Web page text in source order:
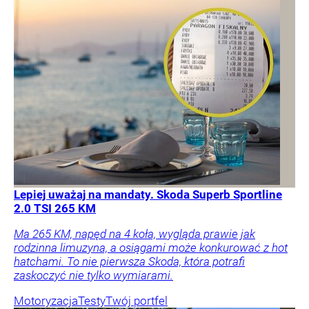
Lepiej uważaj na mandaty. Skoda Superb Sportline
2.0 TSI 265 KM
Ma 265 KM, napęd na 4 koła, wygląda prawie jak
rodzinna limuzyna, a osiągami może konkurować z hot
hatchami. To nie pierwsza Skoda, która potrafi
zaskoczyć nie tylko wymiarami.
MotoryzacjaTestyTwój portfel